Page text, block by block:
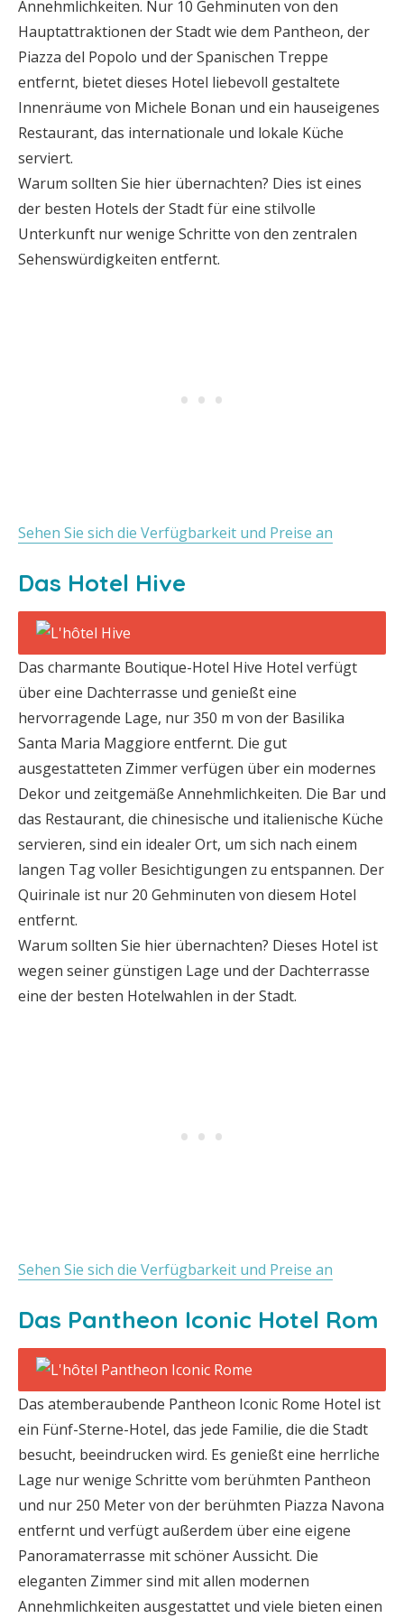
Annehmlichkeiten. Nur 10 Gehminuten von den
Hauptattraktionen der Stadt wie dem Pantheon, der
Piazza del Popolo und der Spanischen Treppe
entfernt, bietet dieses Hotel liebevoll gestaltete
Innenräume von Michele Bonan und ein hauseigenes
Restaurant, das internationale und lokale Küche
serviert.
Warum sollten Sie hier übernachten? Dies ist eines
der besten Hotels der Stadt für eine stilvolle
Unterkunft nur wenige Schritte von den zentralen
Sehenswürdigkeiten entfernt.
Sehen Sie sich die Verfügbarkeit und Preise an
Das Hotel Hive
Das charmante Boutique-Hotel Hive Hotel verfügt
über eine Dachterrasse und genießt eine
hervorragende Lage, nur 350 m von der Basilika
Santa Maria Maggiore entfernt. Die gut
ausgestatteten Zimmer verfügen über ein modernes
Dekor und zeitgemäße Annehmlichkeiten. Die Bar und
das Restaurant, die chinesische und italienische Küche
servieren, sind ein idealer Ort, um sich nach einem
langen Tag voller Besichtigungen zu entspannen. Der
Quirinale ist nur 20 Gehminuten von diesem Hotel
entfernt.
Warum sollten Sie hier übernachten? Dieses Hotel ist
wegen seiner günstigen Lage und der Dachterrasse
eine der besten Hotelwahlen in der Stadt.
Sehen Sie sich die Verfügbarkeit und Preise an
Das Pantheon Iconic Hotel Rom
Das atemberaubende Pantheon Iconic Rome Hotel ist
ein Fünf-Sterne-Hotel, das jede Familie, die die Stadt
besucht, beeindrucken wird. Es genießt eine herrliche
Lage nur wenige Schritte vom berühmten Pantheon
und nur 250 Meter von der berühmten Piazza Navona
entfernt und verfügt außerdem über eine eigene
Panoramaterrasse mit schöner Aussicht. Die
eleganten Zimmer sind mit allen modernen
Annehmlichkeiten ausgestattet und viele bieten einen